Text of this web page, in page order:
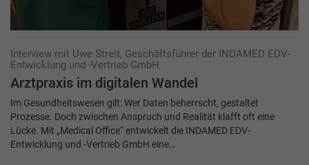
Interview mit Uwe Streit, Geschäftsführer der INDAMED EDV-
Entwicklung und -Vertrieb GmbH
Arztpraxis im digitalen Wandel
Im Gesundheitswesen gilt: Wer Daten beherrscht, gestaltet
Prozesse. Doch zwischen Anspruch und Realität klafft oft eine
Lücke. Mit „Medical Office“ entwickelt die INDAMED EDV-
Entwicklung und -Vertrieb GmbH eine…